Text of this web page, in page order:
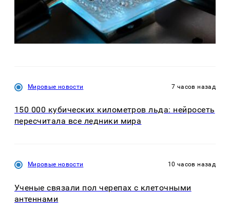
Мировые новости 7 часов назад
150 000 кубических километров льда: нейросеть
пересчитала все ледники мира
Мировые новости 10 часов назад
Ученые связали пол черепах с клеточными
антеннами